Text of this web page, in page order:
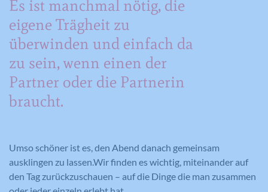
Es ist manchmal nötig, die
eigene Trägheit zu
überwinden und einfach da
zu sein, wenn einen der
Partner oder die Partnerin
braucht.
Umso schöner ist es, den Abend danach gemeinsam
ausklingen zu lassen.Wir finden es wichtig, miteinander auf
den Tag zurückzuschauen – auf die Dinge die man zusammen